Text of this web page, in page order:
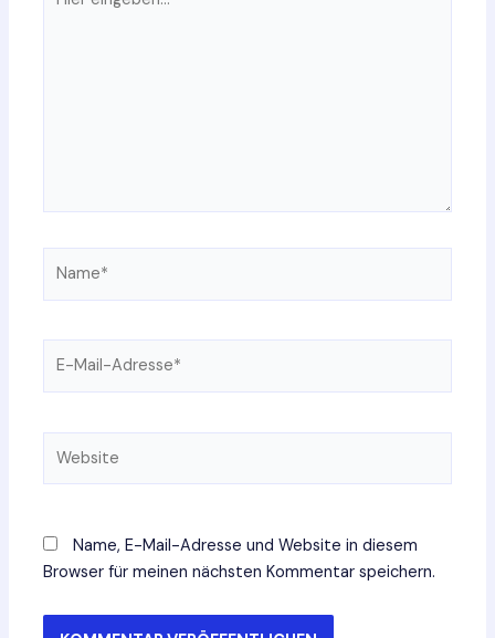
eingeben…
Name, E-Mail-Adresse und Website in diesem
Browser für meinen nächsten Kommentar speichern.